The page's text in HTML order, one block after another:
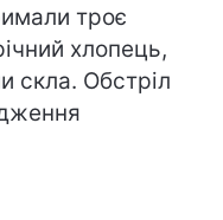
троє
хлопець,
скла. Обстріл